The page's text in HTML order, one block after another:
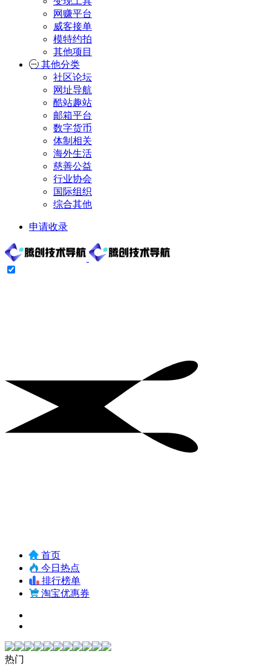
网赚平台
威客接单
模特约拍
其他项目
其他分类
社区论坛
网址导航
酷站趣站
邮箱平台
数字货币
体制相关
海外生活
慈善公益
行业协会
国际组织
综合其他
申请收录
首页
今日热点
排行榜单
淘宝优惠券
热门